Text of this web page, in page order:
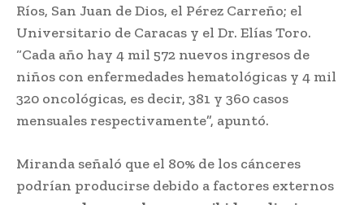
Ríos, San Juan de Dios, el Pérez Carreño; el
Universitario de Caracas y el Dr. Elías Toro.
“Cada año hay 4 mil 572 nuevos ingresos de
niños con enfermedades hematológicas y 4 mil
320 oncológicas, es decir, 381 y 360 casos
mensuales respectivamente”, apuntó.
Miranda señaló que el 80% de los cánceres
podrían producirse debido a factores externos